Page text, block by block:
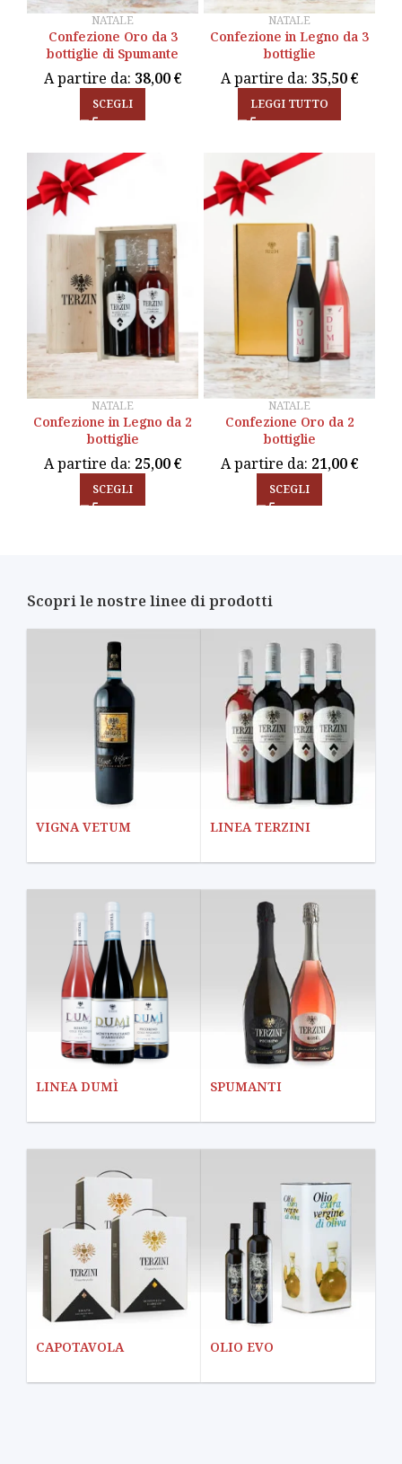
Confezione Oro da 3
bottiglie di Spumante
A partire da: 38,00€
NATALE
Confezione Oro da 3
bottiglie di Spumante
A partire da: 38,00€
SCEGLI
Confezione in Legno da 3
bottiglie
A partire da: 35,50€
NATALE
Confezione in Legno da 3
bottiglie
A partire da: 35,50€
LEGGI TUTTO
Confezione in Legno da 2
bottiglie
A partire da: 25,00€
NATALE
Confezione in Legno da 2
bottiglie
A partire da: 25,00€
SCEGLI
Confezione Oro da 2
bottiglie
A partire da: 21,00€
NATALE
Confezione Oro da 2
bottiglie
A partire da: 21,00€
SCEGLI
Scopri le nostre linee di prodotti
VIGNA VETUM LINEA TERZINI
LINEA DUMÌ SPUMANTI
CAPOTAVOLA OLIO EVO